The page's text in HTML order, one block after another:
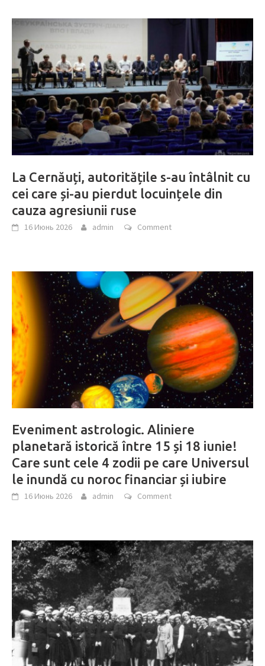
La Cernăuți, autoritățile s-au întâlnit cu
cei care și-au pierdut locuințele din
cauza agresiunii ruse
16 Июнь 2026 admin Comment
Eveniment astrologic. Aliniere
planetară istorică între 15 și 18 iunie!
Care sunt cele 4 zodii pe care Universul
le inundă cu noroc financiar și iubire
16 Июнь 2026 admin Comment